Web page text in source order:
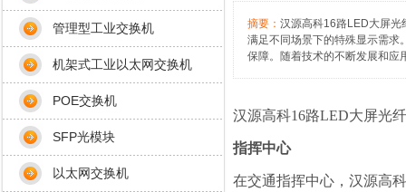
管理型工业交换机
机架式工业以太网交换机
POE交换机
SFP光模块
以太网交换机
摘要： 汉源高科16路LED大屏光
满足不同场景下的特殊显示需求
保障。随着技术的不断发展和应
汉源高科16路LED大屏光
指挥中心
在交通指挥中心，汉源高科